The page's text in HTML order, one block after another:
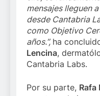
mensajes lleguen
desde Cantabria
como Objetivo
años.”, ha
Lencina,
Cantabria Labs.
Por su parte, Rafa